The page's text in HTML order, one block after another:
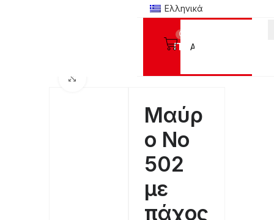
Ελληνικά
Προϊόντα
0
Click to enlarge
Μαύρ
ο Νο
502
με
πάχος